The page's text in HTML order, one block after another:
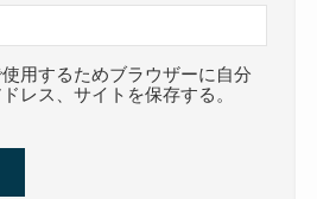
用するためブラウザーに自分
レス、サイトを保存する。